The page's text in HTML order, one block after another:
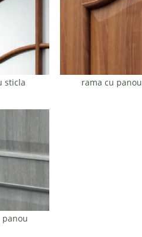
sticla rama cu panou
panou